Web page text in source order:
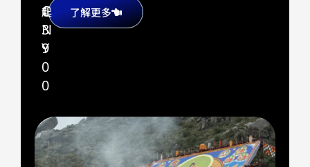
了解更多
1
3
9
0
0
C
N
Y
起